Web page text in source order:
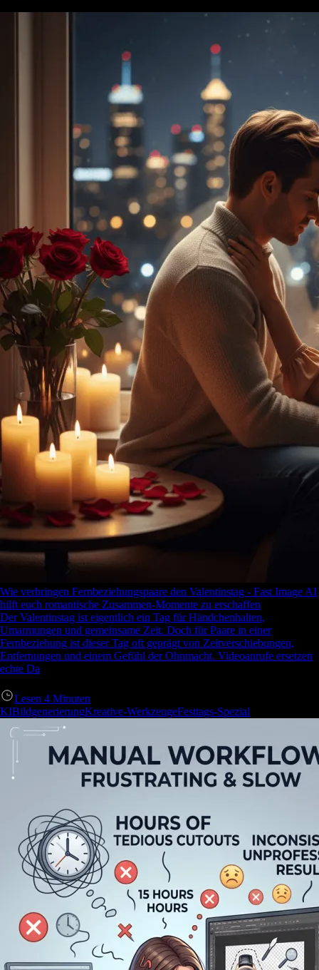
Wie verbringen Fernbeziehungspaare den Valentinstag - Fast Image AI
hilft euch romantische Zusammen-Momente zu erschaffen
Der Valentinstag ist eigentlich ein Tag für Händchenhalten,
Umarmungen und gemeinsame Zeit. Doch für Paare in einer
Fernbeziehung ist dieser Tag oft geprägt von Zeitverschiebungen,
Entfernungen und einem Gefühl der Ohnmacht. Videoanrufe ersetzen
echte Da
Lesen 4 Minuten
KIBildgenerierungKreative-WerkzeugeFesttags-Spezial